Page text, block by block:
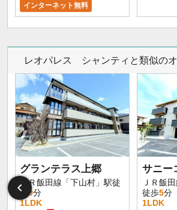
インターネット無料
レオパレス シャンティと類似の
グランテラス上郷
ＪＲ飯田線「下山村」駅徒
歩
9分
1LDK
サニー
ＪＲ飯
徒歩5分
1LDK